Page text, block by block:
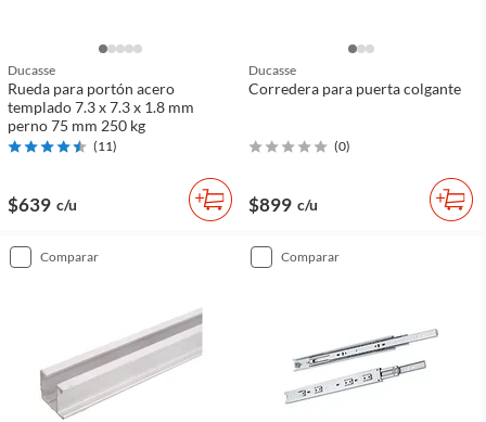
Ducasse
Rueda para portón acero
templado 7.3 x 7.3 x 1.8 mm
perno 75 mm 250 kg
(11)
$639 c/u
Ducasse
Corredera para puerta colgante
(0)
$899 c/u
comparar comparar